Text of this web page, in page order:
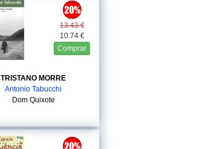
13.43 €
10.74 €
Comprar
TRISTANO MORRE
Antonio Tabucchi
Dom Quixote